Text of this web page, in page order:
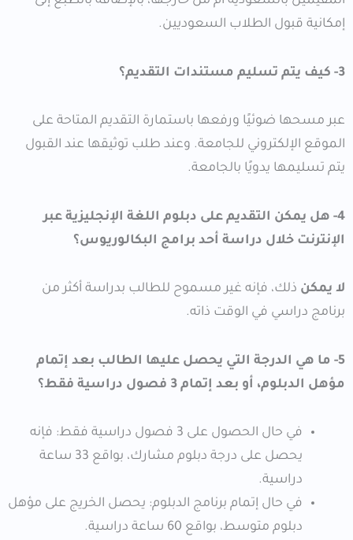
إمكانية قبول الطلاب السعوديين.
3- كيف يتم تسليم مستندات التقديم؟
عبر مسحها ضوئيًا ورفعها باستمارة التقديم المتاحة على
الموقع الإلكتروني للجامعة. وعند طلب توثيقها عند القبول
يتم تسليمها يدويًا بالجامعة.
4- هل يمكن التقديم على دبلوم اللغة الإنجليزية عبر
الإنترنت خلال دراسة أحد برامج البكالوريوس؟
لا يمكن ذلك، فإنه غير مسموح للطالب بدراسة أكثر من
برنامج دراسي في الوقت ذاته.
5- ما هي الدرجة التي يحصل عليها الطالب بعد إتمام
مؤهل الدبلوم، أو بعد إتمام 3 فصول دراسية فقط؟
في حال الحصول على 3 فصول دراسية فقط: فإنه
يحصل على درجة دبلوم مشارك، بواقع 33 ساعة
دراسية.
في حال إتمام برنامج الدبلوم: يحصل الخريج على مؤهل
دبلوم متوسط، بواقع 60 ساعة دراسية.